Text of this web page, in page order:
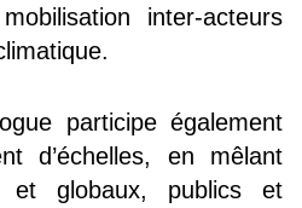
inter-acteurs
participe également
d’échelles, en mêlant
et globaux, publics et